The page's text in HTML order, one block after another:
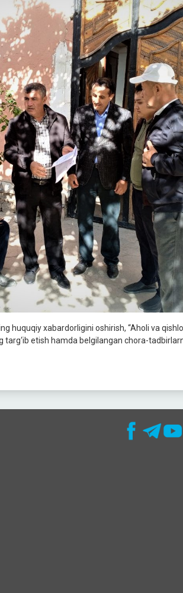
huquqiy xabardorligini oshirish, “Aholi va
etish hamda belgilangan chora-